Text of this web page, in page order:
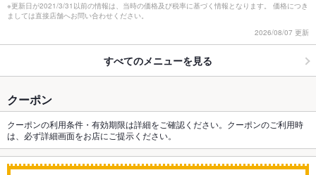
※更新日が2021/3/31以前の情報は、当時の価格及び税率に基づく情報となります。 価格につき
ましては直接店舗へお問い合わせください。
2026/08/07 更新
すべてのメニューを見る
クーポン
クーポンの利用条件・有効期限は詳細をご確認ください。クーポンのご利用時
は、必ず詳細画面をお店にご提示ください。